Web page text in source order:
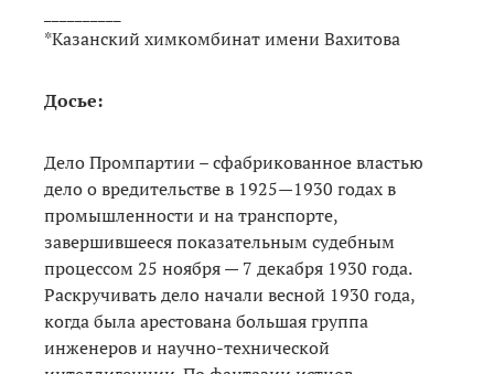
*Казанский химкомбинат имени Вахитова
Досье:
Дело Промпартии – сфабрикованное властью
дело о вредительстве в 1925—1930 годах в
промышленности и на транспорте,
завершившееся показательным судебным
процессом 25 ноября — 7 декабря 1930 года.
Раскручивать дело начали весной 1930 года,
когда была арестована большая группа
инженеров и научно-технической